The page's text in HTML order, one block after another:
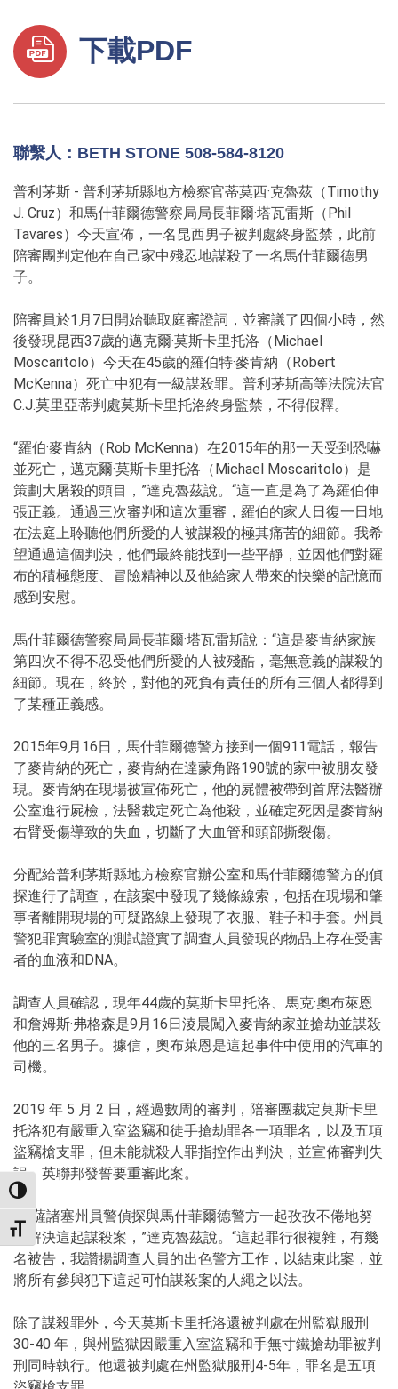
TOGGLE HIGH CONTRAST
TOGGLE FONT SIZE
下載PDF
聯繫人：BETH STONE 508-584-8120
普利茅斯 - 普利茅斯縣地方檢察官蒂莫西·克魯茲（Timothy
J. Cruz）和馬什菲爾德警察局局長菲爾·塔瓦雷斯（Phil
Tavares）今天宣佈，一名昆西男子被判處終身監禁，此前
陪審團判定他在自己家中殘忍地謀殺了一名馬什菲爾德男
子。
陪審員於1月7日開始聽取庭審證詞，並審議了四個小時，然
後發現昆西37歲的邁克爾·莫斯卡里托洛（Michael
Moscaritolo）今天在45歲的羅伯特·麥肯納（Robert
McKenna）死亡中犯有一級謀殺罪。普利茅斯高等法院法官
C.J.莫里亞蒂判處莫斯卡里托洛終身監禁，不得假釋。
“羅伯·麥肯納（Rob McKenna）在2015年的那一天受到恐嚇
並死亡，邁克爾·莫斯卡里托洛（Michael Moscaritolo）是
策劃大屠殺的頭目，”達克魯茲說。“這一直是為了為羅伯伸
張正義。通過三次審判和這次重審，羅伯的家人日復一日地
在法庭上聆聽他們所愛的人被謀殺的極其痛苦的細節。我希
望通過這個判決，他們最終能找到一些平靜，並因他們對羅
布的積極態度、冒險精神以及他給家人帶來的快樂的記憶而
感到安慰。
馬什菲爾德警察局局長菲爾·塔瓦雷斯說：“這是麥肯納家族
第四次不得不忍受他們所愛的人被殘酷，毫無意義的謀殺的
細節。現在，終於，對他的死負有責任的所有三個人都得到
了某種正義感。
2015年9月16日，馬什菲爾德警方接到一個911電話，報告
了麥肯納的死亡，麥肯納在達蒙角路190號的家中被朋友發
現。麥肯納在現場被宣佈死亡，他的屍體被帶到首席法醫辦
公室進行屍檢，法醫裁定死亡為他殺，並確定死因是麥肯納
右臂受傷導致的失血，切斷了大血管和頭部撕裂傷。
分配給普利茅斯縣地方檢察官辦公室和馬什菲爾德警方的偵
探進行了調查，在該案中發現了幾條線索，包括在現場和肇
事者離開現場的可疑路線上發現了衣服、鞋子和手套。州員
警犯罪實驗室的測試證實了調查人員發現的物品上存在受害
者的血液和DNA。
調查人員確認，現年44歲的莫斯卡里托洛、馬克·奧布萊恩
和詹姆斯·弗格森是9月16日淩晨闖入麥肯納家並搶劫並謀殺
他的三名男子。據信，奧布萊恩是這起事件中使用的汽車的
司機。
2019 年 5 月 2 日，經過數周的審判，陪審團裁定莫斯卡里
托洛犯有嚴重入室盜竊和徒手搶劫罪各一項罪名，以及五項
盜竊槍支罪，但未能就殺人罪指控作出判決，並宣佈審判失
誤。英聯邦發誓要重審此案。
“馬薩諸塞州員警偵探與馬什菲爾德警方一起孜孜不倦地努
力解決這起謀殺案，”達克魯茲說。“這起罪行很複雜，有幾
名被告，我讚揚調查人員的出色警方工作，以結束此案，並
將所有參與犯下這起可怕謀殺案的人繩之以法。
除了謀殺罪外，今天莫斯卡里托洛還被判處在州監獄服刑
30-40 年，與州監獄因嚴重入室盜竊和手無寸鐵搶劫罪被判
刑同時執行。他還被判處在州監獄服刑4-5年，罪名是五項